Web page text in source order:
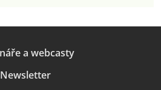
a webcasty
Newsletter